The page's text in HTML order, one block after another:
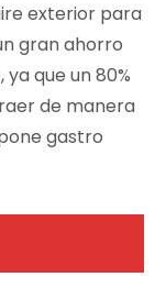
exterior para
gran ahorro
que un 80%
de manera
gastro